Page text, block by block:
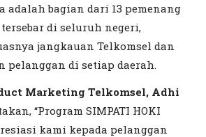
adalah bagian dari 13 pemenang
di seluruh negeri,
jangkauan Telkomsel dan
pelanggan di setiap daerah.
Marketing Telkomsel, Adhi
“Program SIMPATI HOKI
kami kepada pelanggan